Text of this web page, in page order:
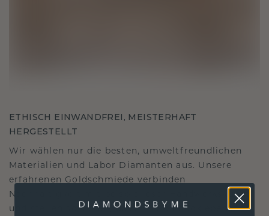
ETHISCH EINWANDFREI, MEISTERHAFT
HERGESTELLT
Wir wählen nur die besten, umweltfreundlichen
Materialien und Labor Diamanten aus. Unsere
erfahrenen Goldschmiede verbinden
Nachhaltigkeit mit beispielloser Handwerkskunst
und stellen so sicher, dass Ihr Schmuck ebenso